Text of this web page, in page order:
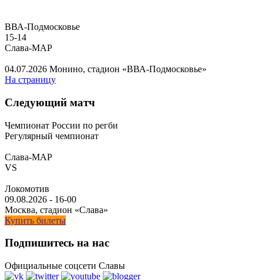
ВВА-Подмосковье
15-14
Слава-МАР
04.07.2026 Монино, стадион «ВВА-Подмосковье»
На страницу
Следующий матч
Чемпионат России по регби
Регулярный чемпионат
Слава-МАР
VS
Локомотив
09.08.2026 - 16-00
Москва, стадион «Слава»
Купить билеты
Подпишитесь на нас
Официальные соцсети Славы